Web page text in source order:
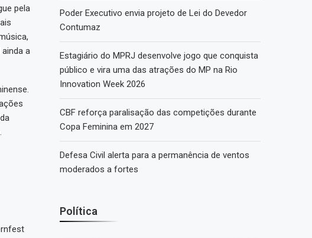
pela
a
Poder Executivo envia projeto de Lei do Devedor
Contumaz
Estagiário do MPRJ desenvolve jogo que conquista
público e vira uma das atrações do MP na Rio
Innovation Week 2026
CBF reforça paralisação das competições durante
Copa Feminina em 2027
Defesa Civil alerta para a permanência de ventos
moderados a fortes
Política